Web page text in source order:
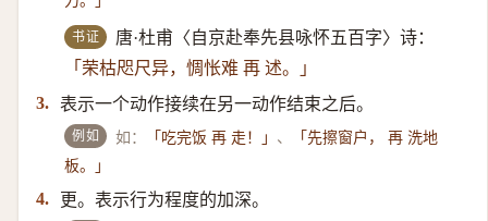
书证
唐·杜甫〈自京赴奉先县咏怀五百字〉诗：
「荣枯咫尺异，惆怅难 再 述。」
3. 表示一个动作接续在另一动作结束之后。
例如 如： 「吃完饭 再 走！」 、
「先擦窗户， 再 洗地
板。」
4. 更。表示行为程度的加深。